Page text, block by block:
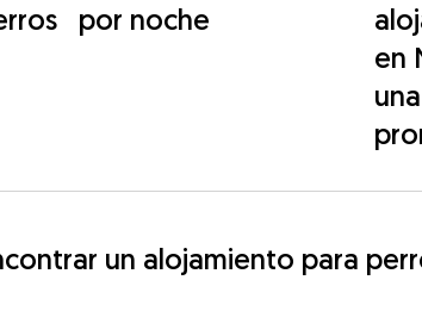
por noche
en
un alojamiento para